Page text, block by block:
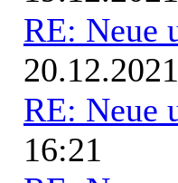
RE: Neue
RE: Neue
16:21